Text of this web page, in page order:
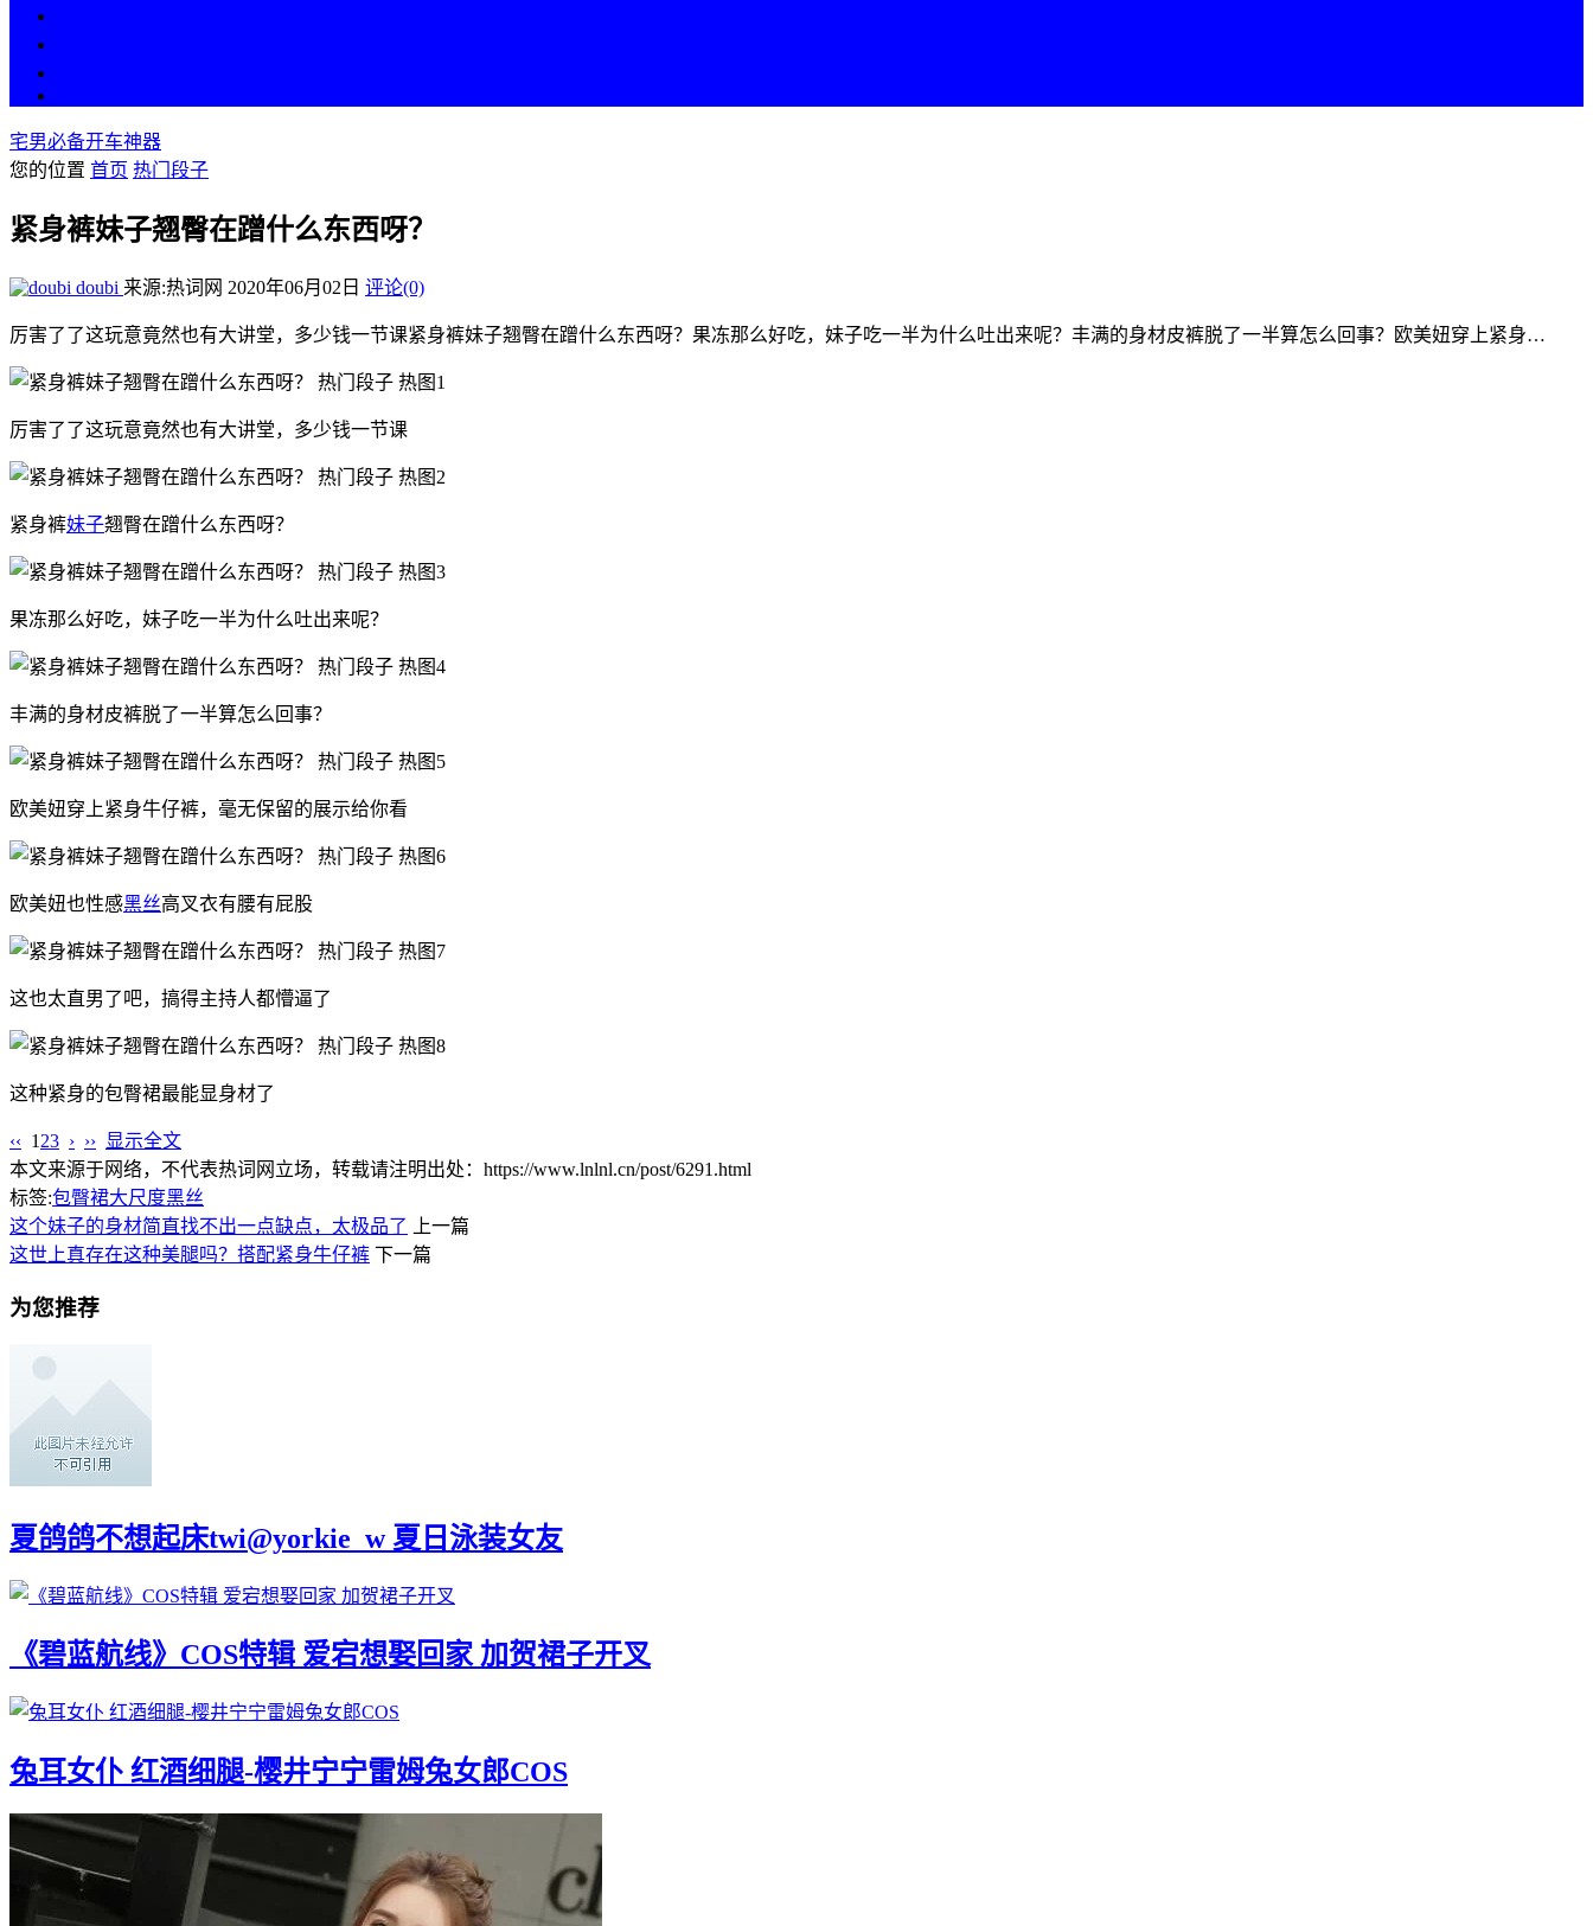
宅男必备开车神器
您的位置 首页 热门段子
紧身裤妹子翘臀在蹭什么东西呀？
doubi 来源:热词网 2020年06月02日 评论(0)
厉害了了这玩意竟然也有大讲堂，多少钱一节课紧身裤妹子翘臀在蹭什么东西呀？果冻那么好吃，妹子吃一半为什么吐出来呢？丰满的身材皮裤脱了一半算怎么回事？欧美妞穿上紧身…
厉害了了这玩意竟然也有大讲堂，多少钱一节课
紧身裤妹子翘臀在蹭什么东西呀？
果冻那么好吃，妹子吃一半为什么吐出来呢？
丰满的身材皮裤脱了一半算怎么回事？
欧美妞穿上紧身牛仔裤，毫无保留的展示给你看
欧美妞也性感黑丝高叉衣有腰有屁股
这也太直男了吧，搞得主持人都懵逼了
这种紧身的包臀裙最能显身材了
‹‹ 1 23 › ›› 显示全文
本文来源于网络，不代表热词网立场，转载请注明出处：https://www.lnlnl.cn/post/6291.html
标签:包臀裙大尺度黑丝
这个妹子的身材简直找不出一点缺点，太极品了
上一篇
这世上真存在这种美腿吗？搭配紧身牛仔裤 下一篇
为您推荐
夏鸽鸽不想起床twi@yorkie_w 夏日泳装女友
《碧蓝航线》COS特辑 爱宕想娶回家 加贺裙子开叉
兔耳女仆 红酒细腿-樱井宁宁雷姆兔女郎COS